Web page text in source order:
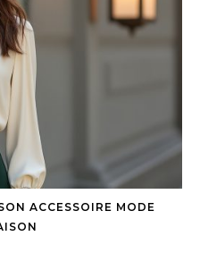
ACCESSOIRE MODE